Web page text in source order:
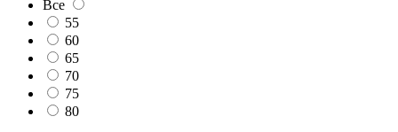
Все
55
60
65
70
75
80